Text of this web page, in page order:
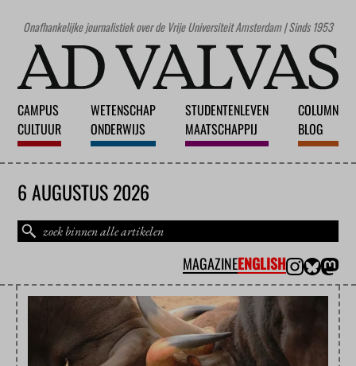
Onafhankelijke journalistiek over de Vrije Universiteit Amsterdam | Sinds 1953
CAMPUS
CULTUUR
WETENSCHAP
ONDERWIJS
STUDENTENLEVEN
MAATSCHAPPIJ
COLUMN
BLOG
6 AUGUSTUS 2026
MAGAZINEENGLISH